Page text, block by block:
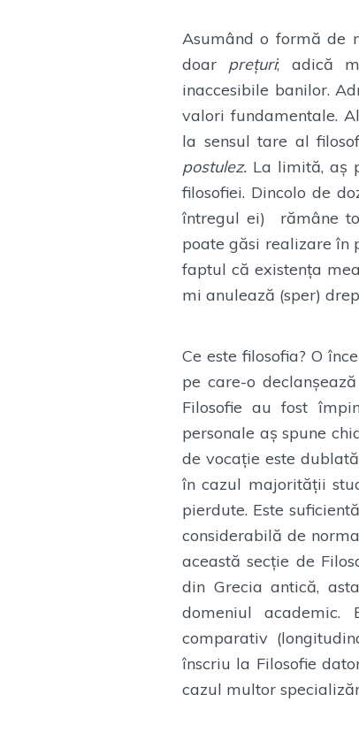
Asumând o formă de
doar prețuri; adică
inaccesibile banilor.
valori fundamentale.
la sensul tare al
postulez. La limită, aș
filosofiei. Dincolo de
întregul ei) rămâne
poate găsi realizare în
faptul că existența
mi anulează (sper)
Ce este filosofia? O
pe care-o
Filosofie au fost
personale aș spune
de vocație este
în cazul majorității
pierdute. Este
considerabilă de
această secție de
din Grecia antică,
domeniul
comparativ
înscriu la Filosofie
cazul multor